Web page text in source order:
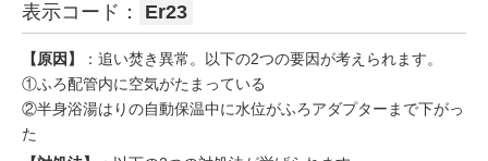
表示コード： Er23
【原因】
：追い焚き異常。以下の2つの要因が考えられます。
①ふろ配管内に空気がたまっている
②半身浴湯はりの自動保温中に水位がふろアダプターまで下がっ
た